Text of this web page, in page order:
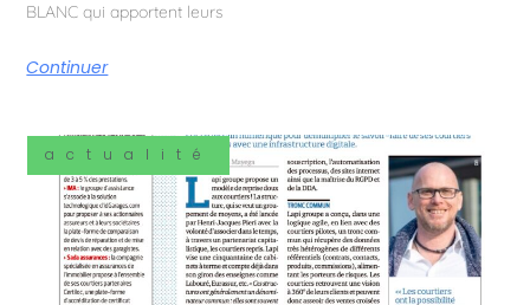
BLANC qui apportent leurs
Continuer
actualité